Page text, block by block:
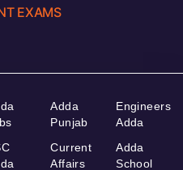
EXAMS
Adda
Punjab
Current
Affairs
Engineers
Adda
Adda
School